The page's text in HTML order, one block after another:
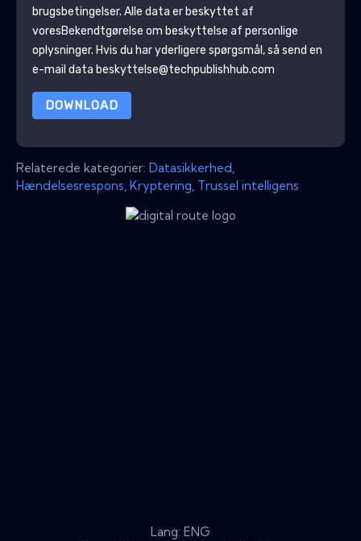
brugsbetingelser. Alle data er beskyttet af
voresBekendtgørelse om beskyttelse af personlige
oplysninger. Hvis du har yderligere spørgsmål, så send en
e-mail data beskyttelse@techpublishhub.com
DOWNLOAD
Relaterede kategorier: Datasikkerhed
Hændelsesrespons Kryptering Trussel intelligens
Lang: ENG